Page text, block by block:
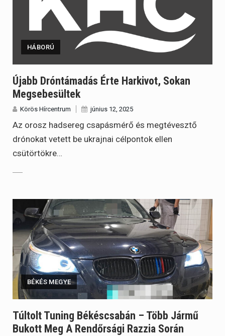
HÁBORÚ
Újabb Dróntámadás Érte Harkivot, Sokan
Megsebesültek
Körös Hírcentrum június 12, 2025
Az orosz hadsereg csapásmérő és megtévesztő
drónokat vetett be ukrajnai célpontok ellen
csütörtökre…
BÉKÉS MEGYE
Túltolt Tuning Békéscsabán – Több Jármű
Bukott Meg A Rendőrsági Razzia Során